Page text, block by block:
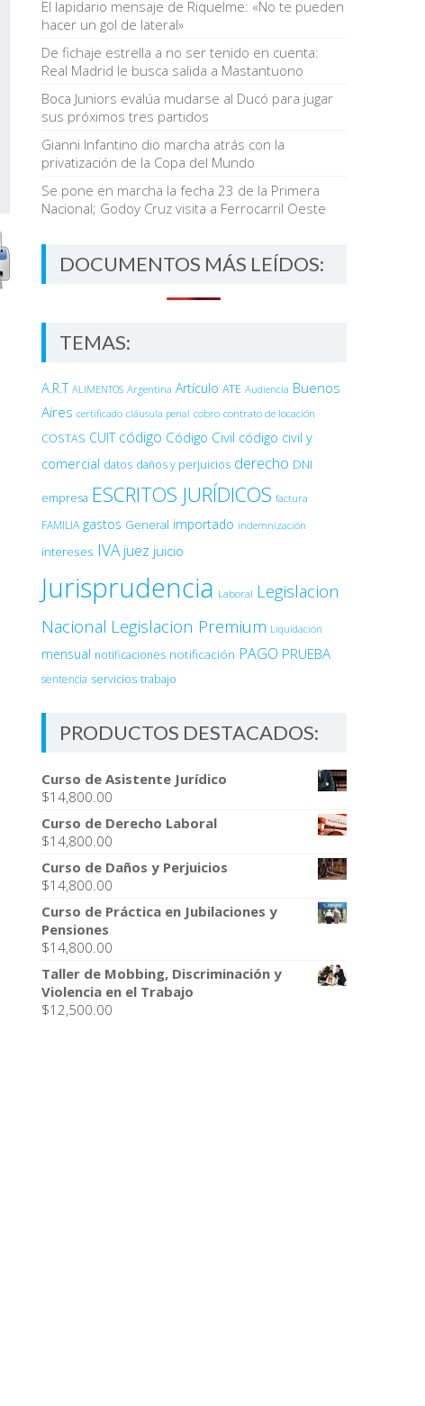
El lapidario mensaje de Riquelme: «No te pueden
hacer un gol de lateral»
De fichaje estrella a no ser tenido en cuenta:
Real Madrid le busca salida a Mastantuono
Boca Juniors evalúa mudarse al Ducó para jugar
sus próximos tres partidos
Gianni Infantino dio marcha atrás con la
privatización de la Copa del Mundo
Se pone en marcha la fecha 23 de la Primera
Nacional; Godoy Cruz visita a Ferrocarril Oeste
DOCUMENTOS MÁS LEÍDOS:
TEMAS:
A.R.T ALIMENTOS Argentina Artículo ATE Audiencia Buenos
Aires certificado cláusula penal cobro contrato de locación
COSTAS CUIT código Código Civil código civil y
comercial datos daños y perjuicios derecho DNI
empresa ESCRITOS JURÍDICOS factura
FAMILIA gastos General importado indemnización
intereses IVA juez juicio
Jurisprudencia Laboral Legislacion
Nacional Legislacion Premium Liquidación
mensual notificaciones notificación PAGO PRUEBA
sentencia servicios trabajo
PRODUCTOS DESTACADOS:
Curso de Asistente Jurídico
$14,800.00
Curso de Derecho Laboral
$14,800.00
Curso de Daños y Perjuicios
$14,800.00
Curso de Práctica en Jubilaciones y
Pensiones
$14,800.00
Taller de Mobbing, Discriminación y
Violencia en el Trabajo
$12,500.00